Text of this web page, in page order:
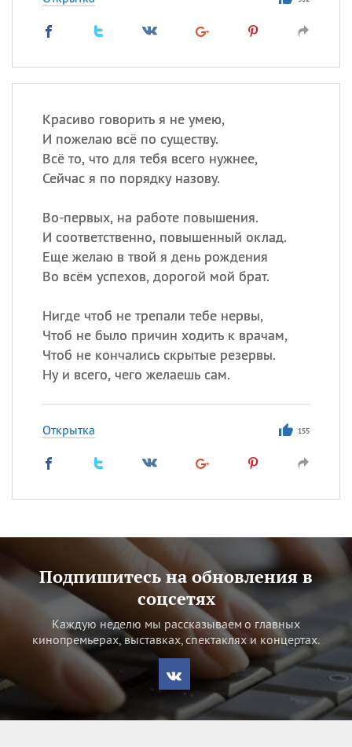
Красиво говорить я не умею,
И пожелаю всё по существу.
Всё то, что для тебя всего нужнее,
Сейчас я по порядку назову.
Во-первых, на работе повышения.
И соответственно, повышенный оклад.
Еще желаю в твой я день рождения
Во всём успехов, дорогой мой брат.
Нигде чтоб не трепали тебе нервы,
Чтоб не было причин ходить к врачам,
Чтоб не кончались скрытые резервы.
Ну и всего, чего желаешь сам.
Открытка 155
Подпишитесь на обновления в
соцсетях
Каждую неделю мы рассказываем о главных
кинопремьерах, выставках, спектаклях и концертах.